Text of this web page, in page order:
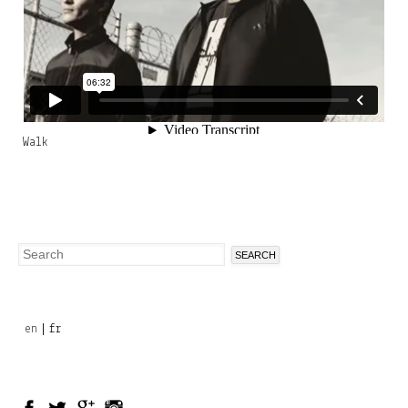
Walk
Search
en fr